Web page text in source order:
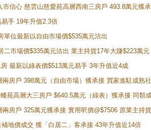
信心 慈雲山慈愛苑高層西南三房戶 493.8萬元獲
手 19年升值2.3倍
單位最新以自由市場價$535萬元沽出
市場價$335萬元沽出 業主持貨17年大賺$223萬元
最新以綠表價$513萬元易手 3年升值近4成
房戶 398萬元（自由市場）獲承接 買家進駐成熟
苑高層大三房戶 $640.5萬元（綠表）獲承接 同類
房戶 325萬元獲承接 實用呎價@$7506 原業主持
地價成交 獲「白居二」客承接 43年升值近14倍